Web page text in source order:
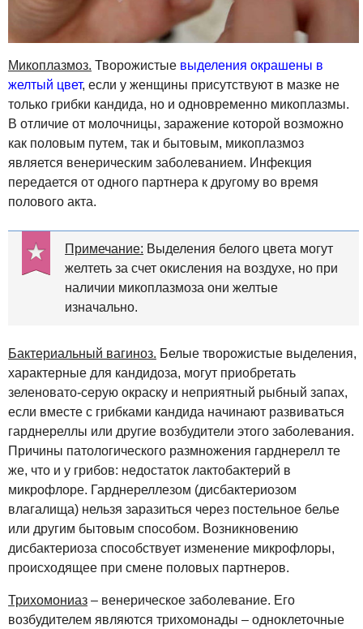
Микоплазмоз. Творожистые выделения окрашены в
желтый цвет, если у женщины присутствуют в мазке не
только грибки кандида, но и одновременно микоплазмы.
В отличие от молочницы, заражение которой возможно
как половым путем, так и бытовым, микоплазмоз
является венерическим заболеванием. Инфекция
передается от одного партнера к другому во время
полового акта.
Примечание: Выделения белого цвета могут
желтеть за счет окисления на воздухе, но при
наличии микоплазмоза они желтые
изначально.
Бактериальный вагиноз. Белые творожистые выделения,
характерные для кандидоза, могут приобретать
зеленовато-серую окраску и неприятный рыбный запах,
если вместе с грибками кандида начинают развиваться
гарднереллы или другие возбудители этого заболевания.
Причины патологического размножения гарднерелл те
же, что и у грибов: недостаток лактобактерий в
микрофлоре. Гарднереллезом (дисбактериозом
влагалища) нельзя заразиться через постельное белье
или другим бытовым способом. Возникновению
дисбактериоза способствует изменение микрофлоры,
происходящее при смене половых партнеров.
Трихомониаз – венерическое заболевание. Его
возбудителем являются трихомонады – одноклеточные